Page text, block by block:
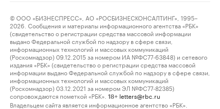
© ООО «БИЗНЕСПРЕСС», АО «РОСБИЗНЕСКОНСАЛТИНГ», 1995–
2026. Сообщения и материалы информационного агентства «РБК»
(свидетельство о регистрации средства массовой информации
выдано Федеральной службой по надзору в сфере связи,
информационных технологий и массовых коммуникаций
(Роскомнадзор) 09.12.2015 за номером ИА №ФС77-63848) и сетевого
издания «РБК» (свидетельство о регистрации средства массовой
информации выдано Федеральной службой по надзору в сфере связи,
информационных технологий и массовых коммуникаций
(Роскомнадзор) 03.12.2021 за номером ЭЛ №ФС77-82385)
сопровождаются пометкой «РБК».
18+ letters@rbc.ru
Владельцем сайта является информационное агентство «РБК».